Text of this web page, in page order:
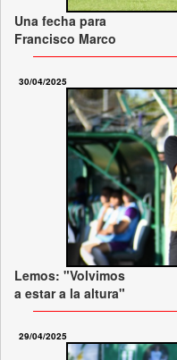
Una fecha para
Francisco Marco
30/04/2025
Lemos: "Volvimos
a estar a la altura"
29/04/2025